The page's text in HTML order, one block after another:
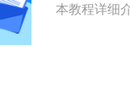
本教程详细